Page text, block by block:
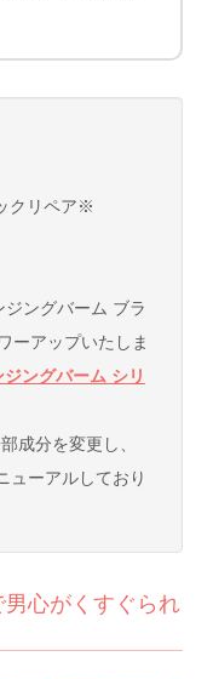
クリペア※
ングバーム ブラ
ーアップいたしま
ングバーム シリ
成分を変更し、
ューアルしており
心がくすぐられ